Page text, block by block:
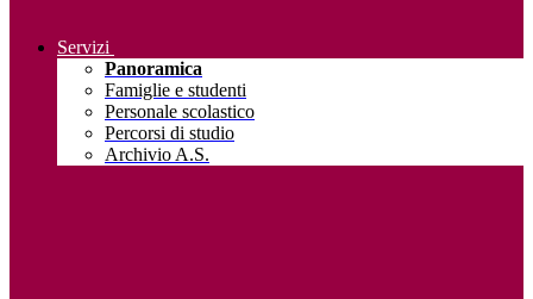
Servizi
Panoramica
Famiglie e studenti
Personale scolastico
Percorsi di studio
Archivio A.S.